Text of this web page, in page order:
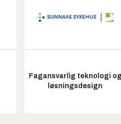
Fagansvarlig teknologi og
løsningsdesign